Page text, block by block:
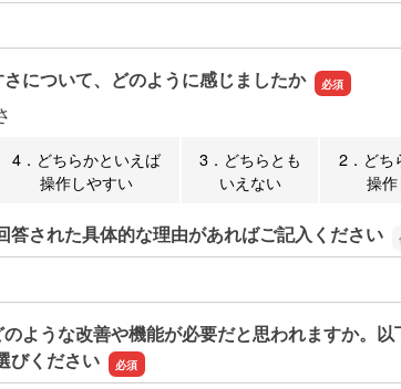
答された具体的な理由があればご記入ください
について、どのように感じましたか
4．どちらかといえば
操作しやすい
3．どちらとも
いえない
2．どち
操
答された具体的な理由があればご記入ください
答された具体的な理由があればご記入ください
ような改善や機能が必要だと思われますか。
びください